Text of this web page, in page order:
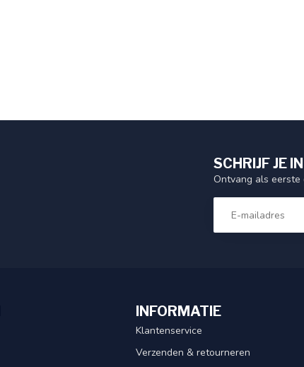
SCHRIJF JE
Ontvang als
INFORMATIE
Klantenservice
Verzenden & retourneren